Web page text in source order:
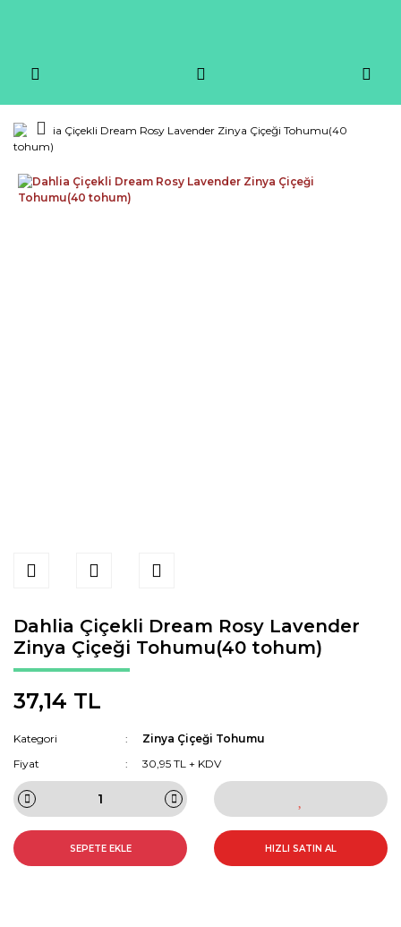
Dahlia Çiçekli Dream Rosy Lavender
Zinya Çiçeği Tohumu(40 tohum)
37,14 TL
Kategori
Zinya Çiçeği Tohumu
Fiyat
30,95 TL + KDV
SEPETE EKLE HIZLI SATIN AL